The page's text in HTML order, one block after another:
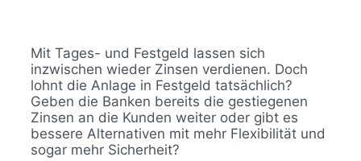
Mit Tages- und Festgeld lassen sich
inzwischen wieder Zinsen verdienen. Doch
lohnt die Anlage in Festgeld tatsächlich?
Geben die Banken bereits die gestiegenen
Zinsen an die Kunden weiter oder gibt es
bessere Alternativen mit mehr Flexibilität und
sogar mehr Sicherheit?